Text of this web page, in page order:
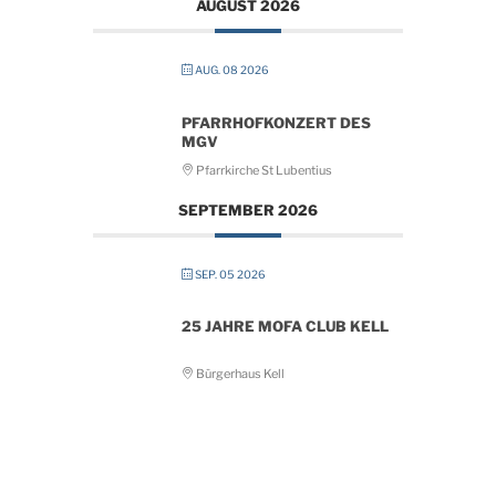
AUGUST 2026
AUG. 08 2026
PFARRHOFKONZERT DES
MGV
Pfarrkirche St Lubentius
SEPTEMBER 2026
SEP. 05 2026
25 JAHRE MOFA CLUB KELL
Bürgerhaus Kell